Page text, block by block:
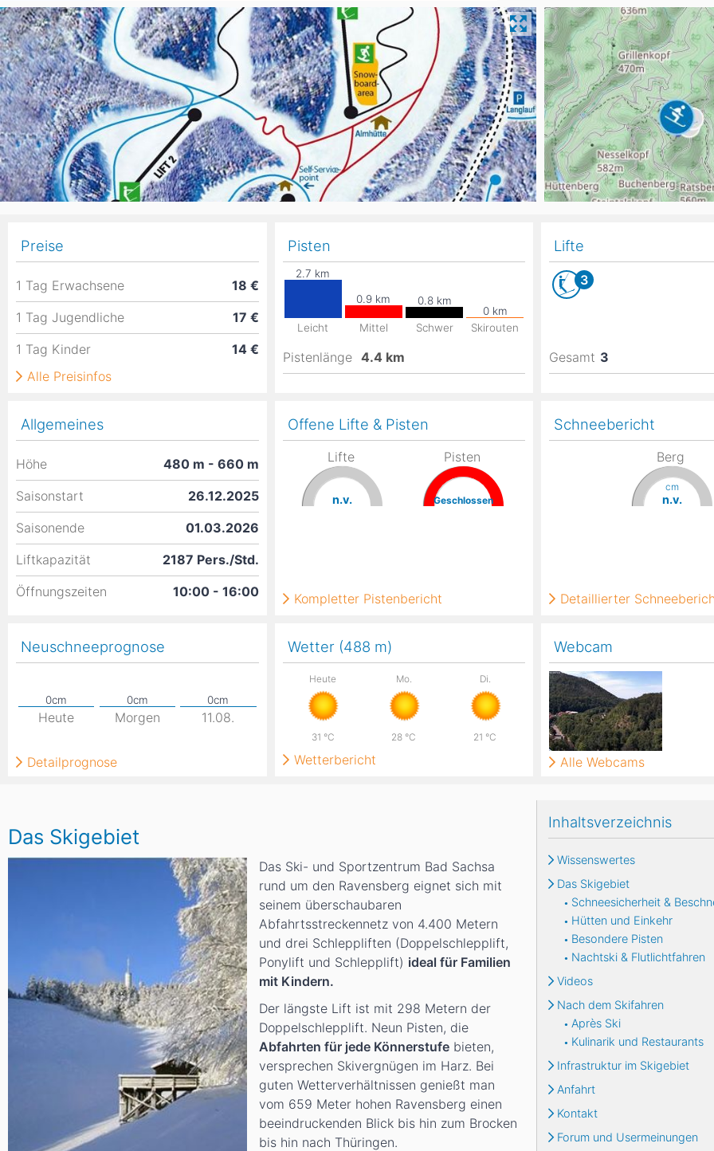
Inhaltsverzeichnis
Wissenswertes
Das Skigebiet
Schneesicherheit &
Hütten und Einkehr
Besondere Pisten
Nachtski & Flutlichtfahren
Videos
Nach dem Skifahren
Après Ski
Kulinarik und Restaurants
Infrastruktur im Skigebiet
Anfahrt
Kontakt
Forum und Usermeinungen
Das Skigebiet
Das Ski- und Sportzentrum Bad Sachsa
rund um den Ravensberg eignet sich mit
seinem überschaubaren
Abfahrtsstreckennetz von 4.400 Metern
und drei Schleppliften (Doppelschlepplift,
Ponylift und Schlepplift) ideal für Familien
mit Kindern.
Der längste Lift ist mit 298 Metern der
Doppelschlepplift. Neun Pisten, die
Abfahrten für jede Könnerstufe bieten,
versprechen Skivergnügen im Harz. Bei
guten Wetterverhältnissen genießt man
vom 659 Meter hohen Ravensberg einen
beeindruckenden Blick bis hin zum Brocken
bis hin nach Thüringen.
Allgemeines
Höhe 480 m - 660 m
Saisonstart
26.12.2025
Saisonende
01.03.2026
Liftkapazität
2187 Pers./Std.
Öffnungszeiten
10:00 - 16:00
Lifte
3
Gesamt 3
Pisten
Leicht Mittel Schwer Skirouten
Pistenlänge 4.4 km
Wetter (488 m)
Heute
31 °C
Mo.
28 °C
Di.
21 °C
Wetterbericht
Webcam
Alle Webcams
Schneebericht
Berg
cm
n.v.
Detaillierter
Neuschneeprognose
Heute Morgen 11.08.
Detailprognose
Offene Lifte & Pisten
Lifte
n.v.
Pisten
Geschlossen
Kompletter Pistenbericht
Preise
1 Tag Erwachsene
18 €
1 Tag Jugendliche
17 €
1 Tag Kinder
14 €
Alle Preisinfos
Japan China Russland Südkorea Türkei
Iran Indien Aserbaidschan Vereinigte Arabische Emirate
Ozeanien
Neuseeland Australien
Südamerika
Ägypten
Südamerika
Argentinien Chile
Asien
Russland China
Blizzard Head Dynastar Salomon
Nordica Stöckli Kästle Scott
Hagan Indigo
Ogso